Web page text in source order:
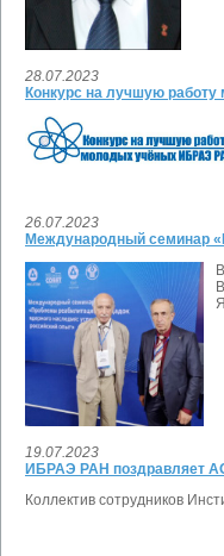
28.07.2023
Конкурс на лучшую
26.07.2023
Международный семинар
19.07.2023
ИБРАЭ РАН поздравляет
Коллектив сотрудников